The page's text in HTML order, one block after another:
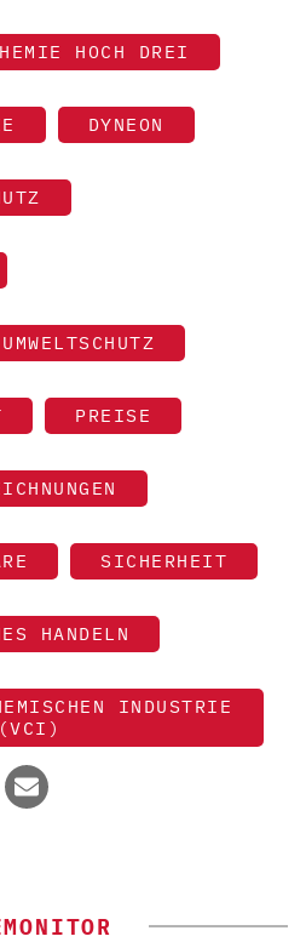
HOCH DREI
DYNEON
PREISE
SICHERHEIT
HANDELN
INDUSTRIE
(VCI)